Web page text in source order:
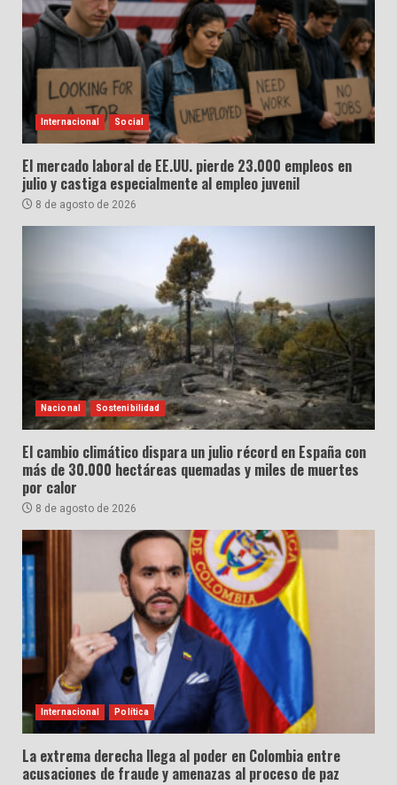
Internacional Social
El mercado laboral de EE.UU. pierde 23.000 empleos en
julio y castiga especialmente al empleo juvenil
8 de agosto de 2026
Nacional Sostenibilidad
El cambio climático dispara un julio récord en España con
más de 30.000 hectáreas quemadas y miles de muertes
por calor
8 de agosto de 2026
Internacional Política
La extrema derecha llega al poder en Colombia entre
acusaciones de fraude y amenazas al proceso de paz